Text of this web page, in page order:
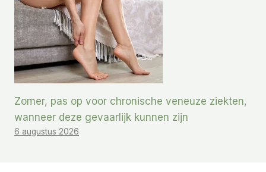
Zomer, pas op voor chronische veneuze ziekten,
wanneer deze gevaarlijk kunnen zijn
6 augustus 2026